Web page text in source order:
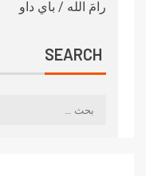
رامَ الله / باي داو
SEARCH